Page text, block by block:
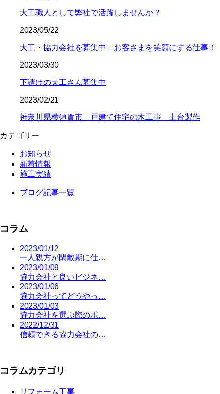
大工職人として弊社で活躍しませんか？
2023/05/22
大工・協力会社を募集中！お客さまを笑顔にする仕事！
2023/03/30
下請けの大工さん募集中
2023/02/21
神奈川県横須賀市 戸建て住宅の木工事 土台製作
カテゴリー
お知らせ
新着情報
施工実績
ブログ記事一覧
コラム
2023/01/12
一人親方が閑散期に仕…
2023/01/09
協力会社と良いビジネ…
2023/01/06
協力会社ってどうやっ…
2023/01/03
協力会社を選ぶ際のポ…
2022/12/31
信頼できる協力会社の…
コラムカテゴリ
リフォーム工事